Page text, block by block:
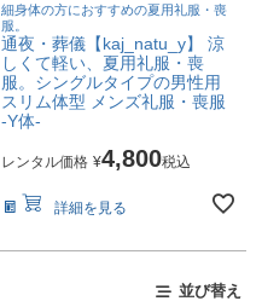
細身体の方におすすめの夏用礼服・喪
服。
通夜・葬儀【kaj_natu_y】 涼
しくて軽い、夏用礼服・喪
服。シングルタイプの男性用
スリム体型 メンズ礼服・喪服
-Y体-
レンタル価格 ¥4,800税込
詳細を見る
並び替え